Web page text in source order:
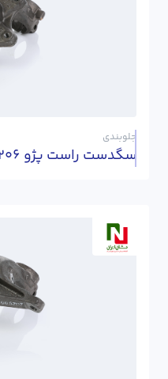
جلوبندی
سگدست راست پژو 206 TU3